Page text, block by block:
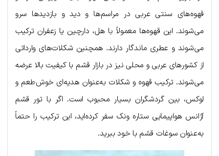
قهوه‌های سنتی عربی در مراسم‌ها و دید و بازدیدها سرو
می‌شوند. این قهوه‌ها معمولاً با هل، دارچین یا زعفران ترکیب
می‌شوند و عطری ماندگار دارند. همچنین شکلات‌های وارداتی
از کشورهای عربی و محلی نیز در بازار قشم با کیفیت بالا عرضه
می‌شوند. ترکیب قهوه و شکلات به‌عنوان هدیه‌ای خوش‌طعم و
لوکس، بین گردشگران بسیار محبوب است. اگر با تور قشم
آژانس هواپیمایی ستاره ونک سفر کرده‌اید، این ترکیب را حتماً
به‌عنوان سوغات قشم با خود ببرید.